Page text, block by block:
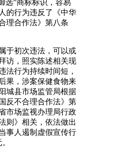
选”商标标识，容易
的行为违反了《中华
理合作法》第八条
初次违法，可以或
访，照实陈述相关现
法行为持续时间短，
果，涉案保健食物来
城县市场监管局根据
反不合理合作法》第
市场监视办理局行政
则》相关，依法做出
事人遏制虚假宣传行